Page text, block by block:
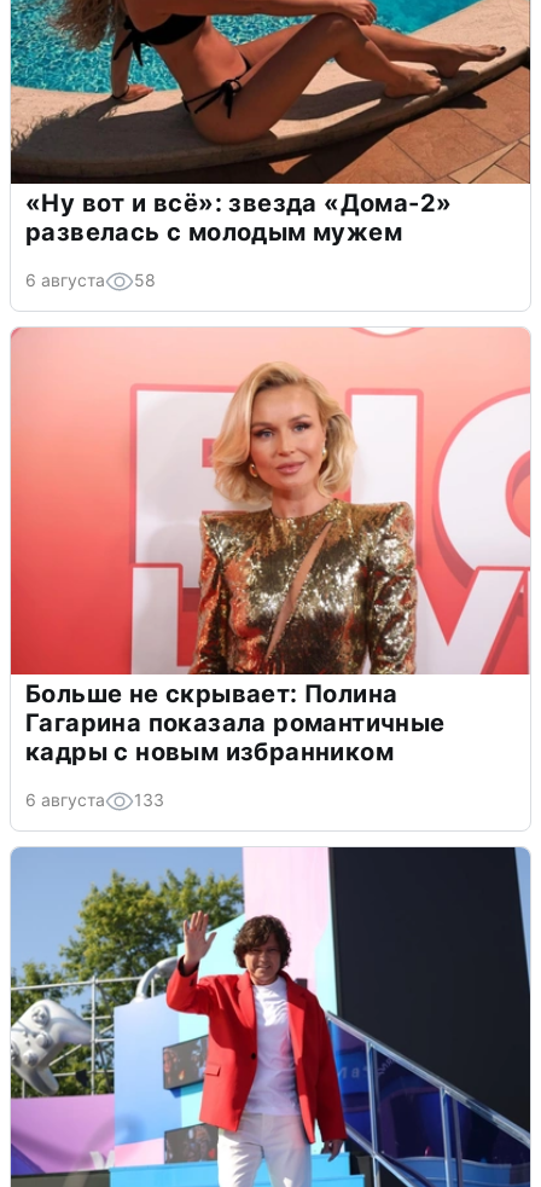
«Ну вот и всё»: звезда «Дома-2»
развелась с молодым мужем
6 августа 58
Больше не скрывает: Полина
Гагарина показала романтичные
кадры с новым избранником
6 августа 133